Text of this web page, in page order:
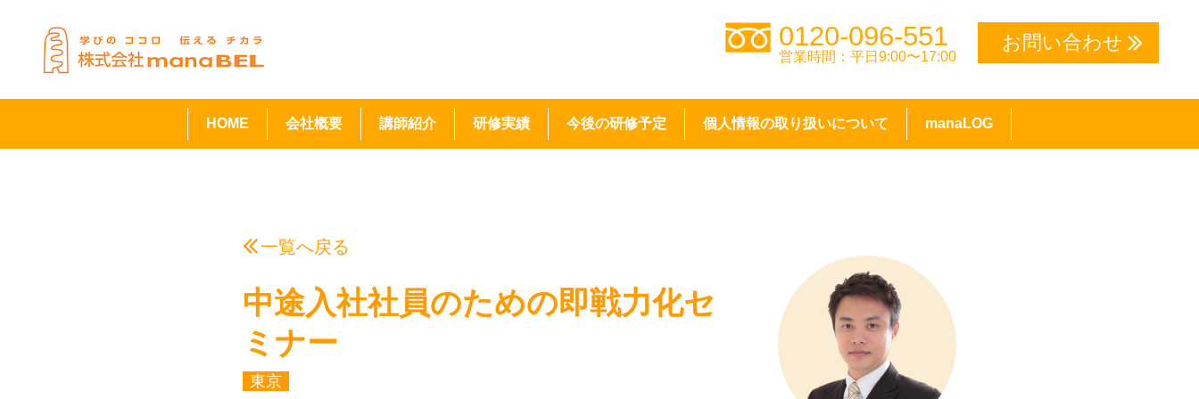
0120-096-551
営業時間：平日9:00〜17:00
お問い合わせ
HOME 会社概要 講師紹介 研修実績 今後の研修予定 個人情報の取り扱いについて manaLOG
一覧へ戻る
中途入社社員のための即戦力化セ
ミナー
東京